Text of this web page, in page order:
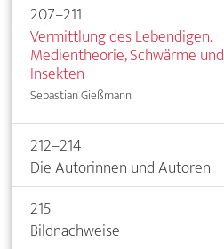
207–211
Vermittlung des Lebendigen.
Medientheorie, Schwärme und
Insekten
Sebastian Gießmann
212–214
Die Autorinnen und Autoren
215
Bildnachweise